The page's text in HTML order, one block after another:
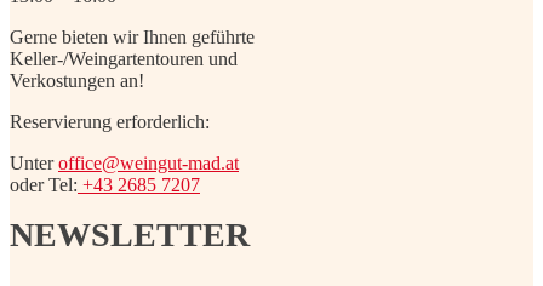
Gerne bieten wir Ihnen geführte
Keller-/Weingartentouren und
Verkostungen an!
Reservierung erforderlich:
Unteroffice@weingut-mad.at
oder Tel: +43 2685 7207
NEWSLETTER